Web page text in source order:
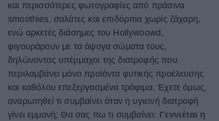
ΒΟΞ
Χωρίς Ταμπέλες
Women's Forum
και περισσότερες φωτογραφίες από πράσινα
smoothies, σαλάτες και επιδόρπια χωρίς ζάχαρη,
ενώ αρκετές διάσημες του Hollywoowd,
φιγουράρουν με τα άψογα σώματα τους,
δηλώνοντας υπέρμαχοι της διατροφής που
περιλαμβάνει μόνο προϊόντα φυτικής προέλευσης
και καθόλου επεξεργασμένα τρόφιμα. Έχετε όμως,
αναρωτηθεί τι συμβαίνει όταν η υγιεινή διατροφή
γίνει εμμονή; Θα σας πω τι συμβαίνει: Γεννιέται η